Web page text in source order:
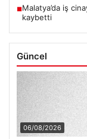
■Malatya’da iş
kaybetti
Güncel
06/08/2026